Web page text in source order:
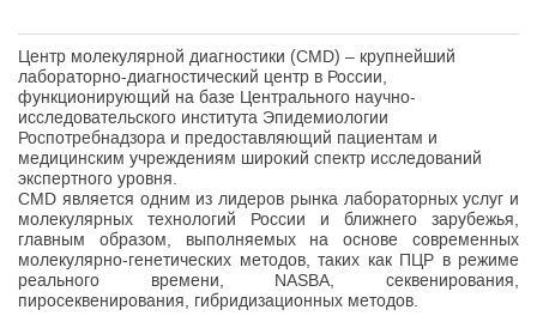
Центр молекулярной диагностики (CMD) – крупнейший
лабораторно-диагностический центр в России,
функционирующий на базе Центрального научно-
исследовательского института Эпидемиологии
Роспотребнадзора и предоставляющий пациентам и
медицинским учреждениям широкий спектр исследований
экспертного уровня.
CMD является одним из лидеров рынка лабораторных услуг и
молекулярных технологий России и ближнего зарубежья,
главным образом, выполняемых на основе современных
молекулярно-генетических методов, таких как ПЦР в режиме
реального времени, NASBA, секвенирования,
пиросеквенирования, гибридизационных методов.